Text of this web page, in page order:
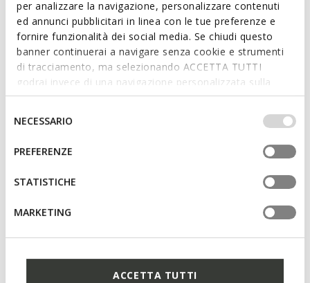
per analizzare la navigazione, personalizzare contenuti
ed annunci pubblicitari in linea con le tue preferenze e
fornire funzionalità dei social media. Se chiudi questo
banner continuerai a navigare senza cookie e strumenti
di tracciamento, ma selezionando ACCETTA TUTTI
godrai invece di una navigazione personalizzata sulla
base dei tuoi gusti ed interessi. Selezionando
IMPOSTAZIONI potrai anche scegliere quali cookies ed
altri strumenti di tracciamento autorizzare. Per maggiori
informazioni o per modificare in qualsiasi momento le
tue impostazioni, visita la nostra
consenso
NECESSARIO
PREFERENZE
STATISTICHE
MARKETING
ACCETTA TUTTI
By purchasing this product, you are
supporting Leather Working Group certified
tanneries
Lace fastening; Removable insole
Materials
Technologies
You may also like